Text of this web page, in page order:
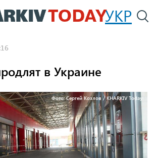
Перейти
к
УКР
в Украине
Фото: Сергей Козлов / KHARKIV Today